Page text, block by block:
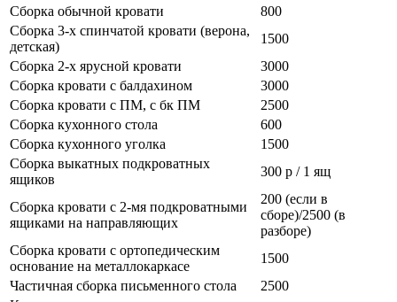
Сборка обычной кровати
800
Сборка 3-х спинчатой кровати (верона,
детская)
1500
Сборка 2-х ярусной кровати
3000
Сборка кровати с балдахином
3000
Сборка кровати с ПМ, с бк ПМ
2500
Сборка кухонного стола
600
Сборка кухонного уголка
1500
Сборка выкатных подкроватных
ящиков
300 р / 1 ящ
Сборка кровати с 2-мя подкроватными
ящиками на направляющих
200 (если в
сборе)/2500 (в
разборе)
Сборка кровати с ортопедическим
основание на металлокаркасе
1500
Частичная сборка письменного стола
2500